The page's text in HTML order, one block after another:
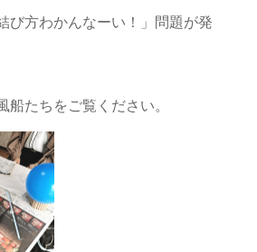
び方わかんなーい！」問題が発
たちをご覧ください。